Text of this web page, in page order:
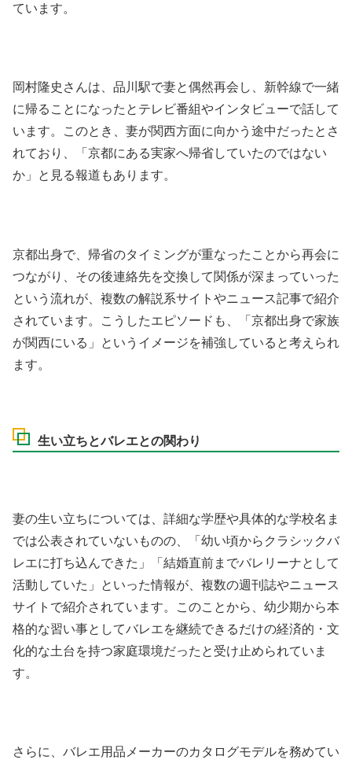
ています。
岡村隆史さんは、品川駅で妻と偶然再会し、新幹線で一緒
に帰ることになったとテレビ番組やインタビューで話して
います。このとき、妻が関西方面に向かう途中だったとさ
れており、「京都にある実家へ帰省していたのではない
か」と見る報道もあります。
京都出身で、帰省のタイミングが重なったことから再会に
つながり、その後連絡先を交換して関係が深まっていった
という流れが、複数の解説系サイトやニュース記事で紹介
されています。こうしたエピソードも、「京都出身で家族
が関西にいる」というイメージを補強していると考えられ
ます。
生い立ちとバレエとの関わり
妻の生い立ちについては、詳細な学歴や具体的な学校名ま
では公表されていないものの、「幼い頃からクラシックバ
レエに打ち込んできた」「結婚直前までバレリーナとして
活動していた」といった情報が、複数の週刊誌やニュース
サイトで紹介されています。このことから、幼少期から本
格的な習い事としてバレエを継続できるだけの経済的・文
化的な土台を持つ家庭環境だったと受け止められていま
す。
さらに、バレエ用品メーカーのカタログモデルを務めてい